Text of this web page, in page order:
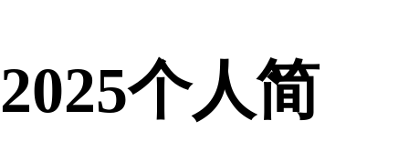
2025个人简